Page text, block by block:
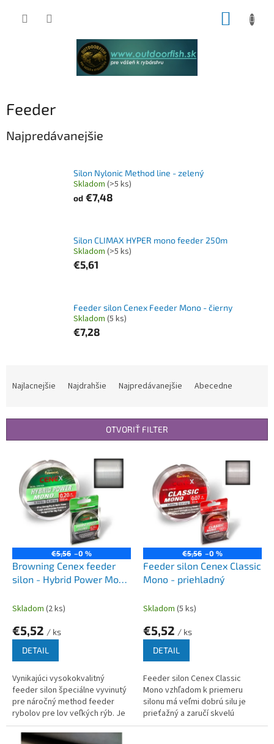
Feeder
Najpredávanejšie
Silon Nylonic Method line - zelený
Skladom (>5 ks)
od €7,48
Silon CLIMAX HYPER mono feeder 250m
Skladom (>5 ks)
€5,61
Feeder silon Cenex Feeder Mono - čierny
Skladom (5 ks)
€7,28
i
Najlacnejšie Najdrahšie Najpredávanejšie Abecedne
OTVORIŤ FILTER
€5,56 –0 %
Browning Cenex feeder
silon - Hybrid Power Mono
Skladom (2 ks)
€5,52 / ks
DETAIL
Vynikajúci vysokokvalitný
feeder silon špeciálne vyvinutý
pre náročný method feeder
rybolov pre lov veľkých rýb. Je
odolný voči oderu a pevný v
uzle.
€5,56 –0 %
Feeder silon Cenex Classic
Mono - priehladný
Skladom (5 ks)
€5,52 / ks
DETAIL
Feeder silon Cenex Classic
Mono vzhľadom k priemeru
silonu má veľmi dobrú silu je
prieťažný a zaručí skvelú
prezentáciu nástrahy